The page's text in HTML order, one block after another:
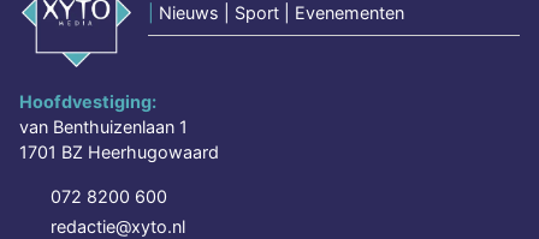
Nieuws | Sport | Evenementen
Hoofdvestiging:
van Benthuizenlaan 1
1701 BZ Heerhugowaard
072 8200 600
redactie@xyto.nl